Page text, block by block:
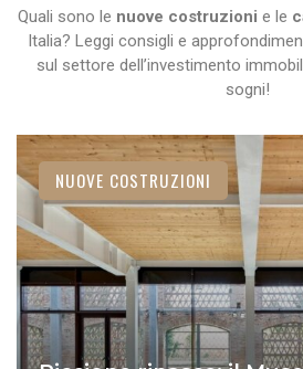
Quali sono le nuove costruzioni e le
Italia? Leggi consigli e
sul settore dell’investimento
sogni!
NUOVE COSTRUZIONI